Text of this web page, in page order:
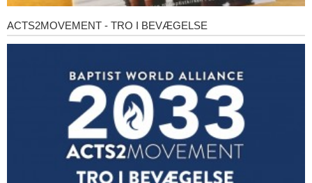
Acts2Movement
ACTS2MOVEMENT - TRO I BEVÆGELSE